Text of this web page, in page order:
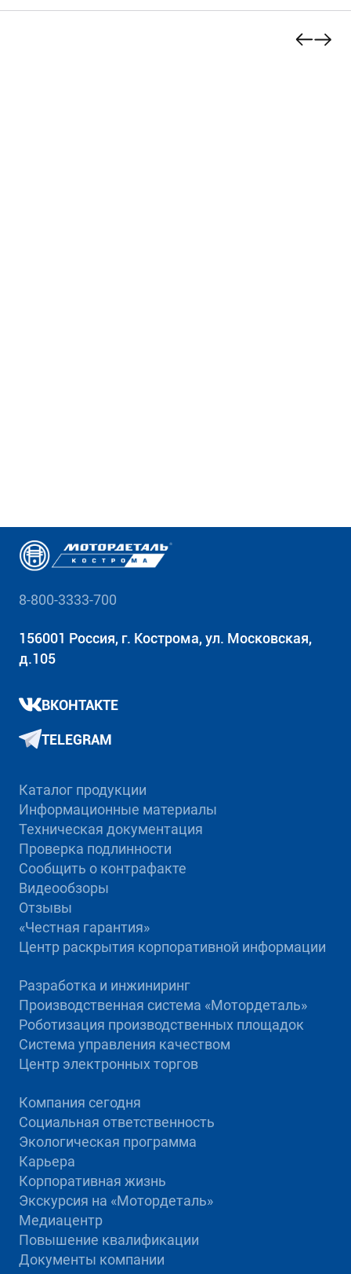
8-800-3333-700
156001 Россия, г. Кострома, ул. Московская,
д.105
ВКОНТАКТЕ
TELEGRAM
Каталог продукции
Информационные материалы
Техническая документация
Проверка подлинности
Сообщить о контрафакте
Видеообзоры
Отзывы
«Честная гарантия»
Центр раскрытия корпоративной информации
Разработка и инжиниринг
Производственная система «Mотордеталь»
Роботизация производственных площадок
Система управления качеством
Центр электронных торгов
Компания сегодня
Социальная ответственность
Экологическая программа
Карьера
Корпоративная жизнь
Экскурсия на «Мотордеталь»
Медиацентр
Повышение квалификации
Документы компании